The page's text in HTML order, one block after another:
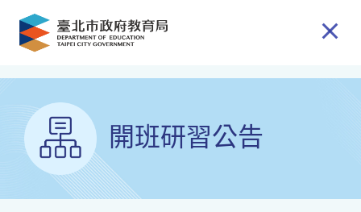
跳到主要內容
開班研習公告